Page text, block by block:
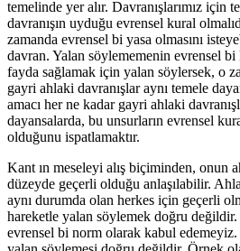
temelinde yer alır. Davranışlarımız için
davranışın uyduğu evrensel kural
zamanda evrensel bi yasa olmasını
davran. Yalan söylememenin evrensel
fayda sağlamak için yalan söylersek, o
gayri ahlaki davranışlar aynı temele
amacı her ne kadar gayri ahlaki
dayansalarda, bu unsurların evrensel
olduğunu ispatlamaktır.
Kant ın meseleyi alış biçiminden, onun
düzeyde geçerli olduğu anlaşılabilir.
aynı durumda olan herkes için geçerli
hareketle yalan söylemek doğru
evrensel bi norm olarak kabul edemeyiz.